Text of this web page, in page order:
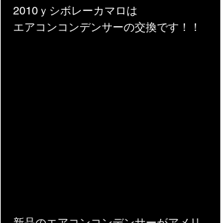
2010ｙシボレーカマロは
エアコンコンデンサーの交換です！！